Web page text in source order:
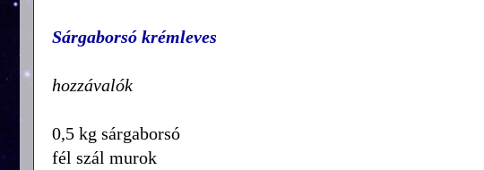
Sárgaborsó krémleves
hozzávalók
0,5 kg sárgaborsó
fél szál murok